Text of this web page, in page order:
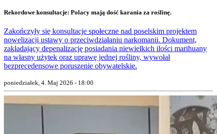
Rekordowe konsultacje: Polacy mają dość karania za roślinę.
Zakończyły się konsultacje społeczne nad poselskim projektem
nowelizacji ustawy o przeciwdziałaniu narkomanii. Dokument,
zakładający depenalizację posiadania niewielkich ilości marihuany
na własny użytek oraz uprawę jednej rośliny, wywołał
bezprecedensowe poruszenie obywatelskie.
poniedziałek, 4. Maj 2026 - 18:00